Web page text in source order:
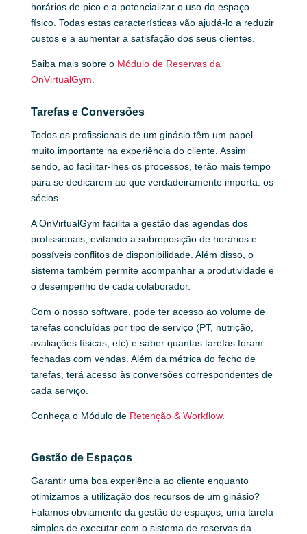
horários de pico e a potencializar o uso do espaço
físico. Todas estas características vão ajudá-lo a reduzir
custos e a aumentar a satisfação dos seus clientes.
Saiba mais sobre o Módulo de Reservas da
OnVirtualGym
Tarefas e Conversões
Todos os profissionais de um ginásio têm um papel
muito importante na experiência do cliente. Assim
sendo, ao facilitar-lhes os processos, terão mais tempo
para se dedicarem ao que verdadeiramente importa: os
sócios.
A OnVirtualGym facilita a gestão das agendas dos
profissionais, evitando a sobreposição de horários e
possíveis conflitos de disponibilidade. Além disso, o
sistema também permite acompanhar a produtividade e
o desempenho de cada colaborador.
Com o nosso software, pode ter acesso ao volume de
tarefas concluídas por tipo de serviço (PT, nutrição,
avaliações físicas, etc) e saber quantas tarefas foram
fechadas com vendas. Além da métrica do fecho de
tarefas, terá acesso às conversões correspondentes de
cada serviço.
Conheça o Módulo de Retenção & Workflow.
Gestão de Espaços
Garantir uma boa experiência ao cliente enquanto
otimizamos a utilização dos recursos de um ginásio?
Falamos obviamente da gestão de espaços, uma tarefa
simples de executar com o sistema de reservas da